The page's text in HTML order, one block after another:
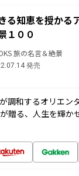
る知恵を授かる
１００
旅の名言＆絶景
発売
調和するオリエン
贈る、人生を輝か